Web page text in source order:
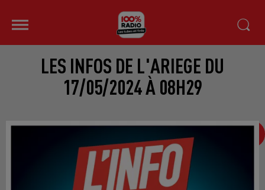
LES INFOS DE L'ARIEGE DU
17/05/2024 À 08H29